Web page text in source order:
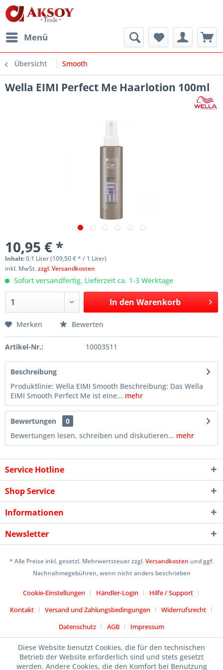
Menü
Übersicht Smooth
Wella EIMI Perfect Me Haarlotion 100ml
10,95 € *
Inhalt:0.1 Liter (109,50 € * / 1 Liter)
inkl. MwSt.zzgl. Versandkosten
Sofort versandfertig, Lieferzeit ca. 1-3 Werktage
In den Warenkorb
Merken Bewerten
Artikel-Nr.: 10003511
Beschreibung
Produktlinie: Wella EIMI Smooth Beschreibung: Das Wella
EIMI Smooth Perfect Me ist eine... mehr
Bewertungen
0
Bewertungen lesen, schreiben und diskutieren... mehr
Service Hotline
Shop Service
Informationen
Newsletter
* Alle Preise inkl. gesetzl. Mehrwertsteuer zzgl.Versandkosten und ggf.
Nachnahmegebühren, wenn nicht anders beschrieben
Cookie-Einstellungen Händler-Login
Hilfe / Support
Kontakt
Versand und Zahlungsbedingungen
Widerrufsrecht
Datenschutz
AGB Impressum
Designed byicommercetime
Diese Website benutzt Cookies, die für den technischen
Betrieb der Website erforderlich sind und stets gesetzt
werden. Andere Cookies, die den Komfort bei Benutzung